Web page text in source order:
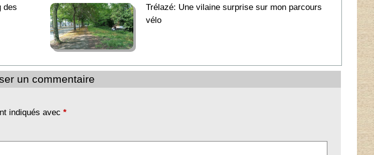
des
Trélazé: Une vilaine surprise sur mon parcours
vélo
un commentaire
indiqués avec *